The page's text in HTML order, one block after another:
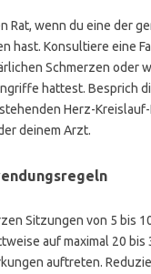
Rat, wenn du eine der
hast. Konsultiere eine
Schmerzen oder
hattest. Besprich
Herz-
deinem Arzt.
Sitzungen von 5 bis
auf maximal 20 bis
auftreten.